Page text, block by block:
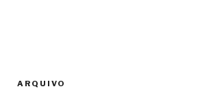
ARQUIVO